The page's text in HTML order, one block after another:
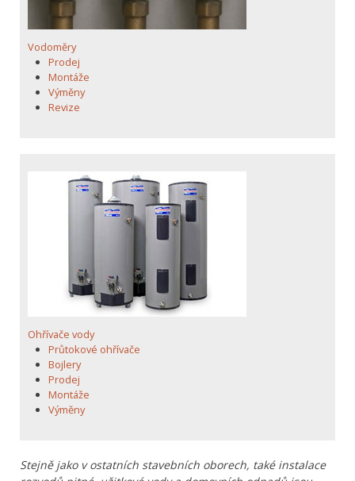
Vodoměry
Prodej
Montáže
Výměny
Revize
Ohřívače vody
Průtokové ohřívače
Bojlery
Prodej
Montáže
Výměny
Stejně jako v ostatních stavebních oborech, také instalace